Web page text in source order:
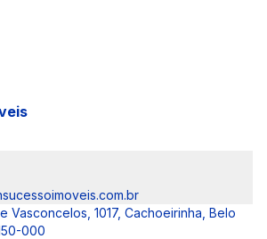
Vasconcelos, 1017, Cachoeirinha, Belo
000